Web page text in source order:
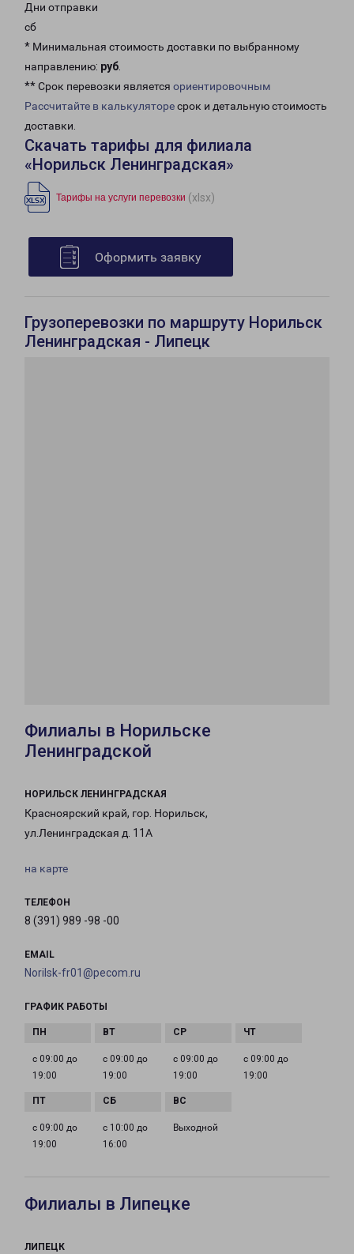
Дни отправки
сб
* Минимальная стоимость доставки по выбранному
направлению: руб.
** Срок перевозки является ориентировочным
Рассчитайте в калькуляторесрок и детальную стоимость
доставки.
Скачать тарифы для филиала
«Норильск Ленинградская»
Тарифы на услуги перевозки (xlsx)
Оформить заявку
Грузоперевозки по маршруту Норильск
Ленинградская - Липецк
Филиалы в Норильске
Ленинградской
НОРИЛЬСК ЛЕНИНГРАДСКАЯ
Красноярский край, гор. Норильск,
ул.Ленинградская д. 11А
на карте
ТЕЛЕФОН
8 (391) 989 -98 -00
EMAIL
Norilsk-fr01@pecom.ru
ГРАФИК РАБОТЫ
с 09:00 до
19:00
с 09:00 до
19:00
с 09:00 до
19:00
с 09:00 до
19:00
с 09:00 до
19:00
с 10:00 до
16:00
Выходной
Филиалы в Липецке
ЛИПЕЦК